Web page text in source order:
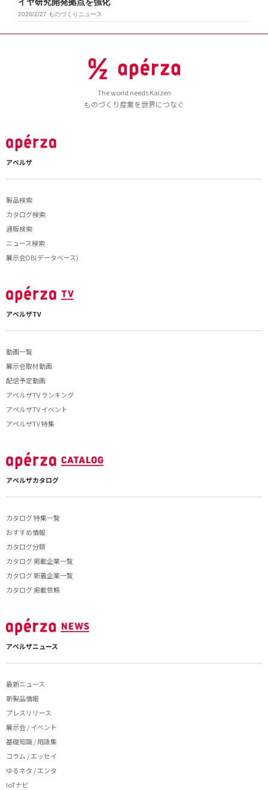
2026/2/27 ものづくりニュース
The world needs Kaizen
ものづくり産業を世界につなぐ
アペルザ
製品検索
カタログ検索
通販検索
ニュース検索
展示会DB(データベース)
アペルザTV
動画一覧
展示会取材動画
配信予定動画
アペルザTV ランキング
アペルザTV イベント
アペルザTV 特集
アペルザカタログ
カタログ 特集一覧
おすすめ情報
カタログ分類
カタログ 掲載企業一覧
カタログ 新着企業一覧
カタログ 掲載依頼
アペルザニュース
最新ニュース
新製品情報
プレスリリース
展示会 / イベント
基礎知識 / 用語集
コラム / エッセイ
ゆるネタ / エンタ
IoTナビ